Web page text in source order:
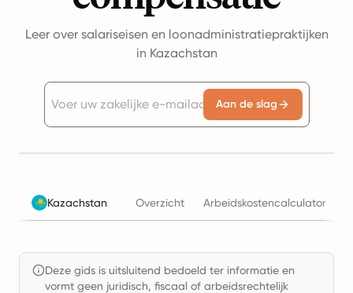
Leer over salariseisen en loonadministratiepraktijken
in Kazachstan
Aan de slag
Kazachstan Overzicht Arbeidskostencalculator
Deze gids is uitsluitend bedoeld ter informatie en
vormt geen juridisch, fiscaal of arbeidsrechtelijk